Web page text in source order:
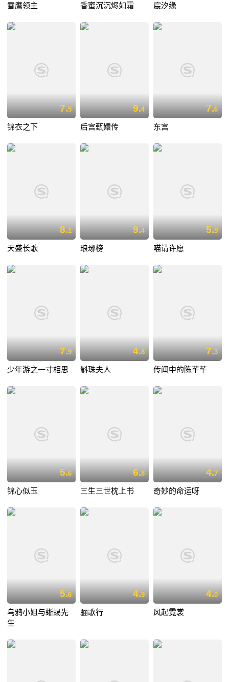
雪鹰领主 香蜜沉沉烬如霜 宸汐缘
7.5
锦衣之下
9.4
后宫甄嬛传
7.6
东宫
8.1
天盛长歌
9.4
琅琊榜
5.9
喵请许愿
7.9
少年游之一寸相思
4.8
斛珠夫人
7.3
传闻中的陈芊芊
5.6
锦心似玉
6.8
三生三世枕上书
4.7
奇妙的命运呀
5.6
乌鸦小姐与蜥蜴先
生
4.9
骊歌行
4.0
风起霓裳